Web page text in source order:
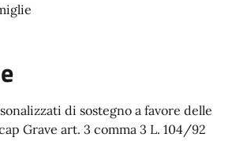
di sostegno a favore delle
Grave art. 3 comma 3 L. 104/92